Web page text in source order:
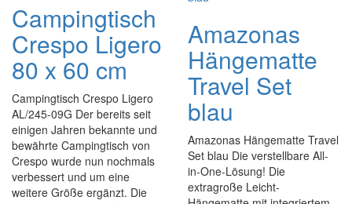
Campingtisch
Crespo Ligero
80 x 60 cm
Campingtisch Crespo Ligero
AL/245-09G Der bereits seit
einigen Jahren bekannte und
bewährte Campingtisch von
Crespo wurde nun nochmals
verbessert und um eine
weitere Größe ergänzt. Die
Amazonas
Hängematte
Travel Set
blau
Amazonas Hängematte Travel
Set blau Die verstellbare All-
in-One-Lösung! Die
extragroße Leicht-